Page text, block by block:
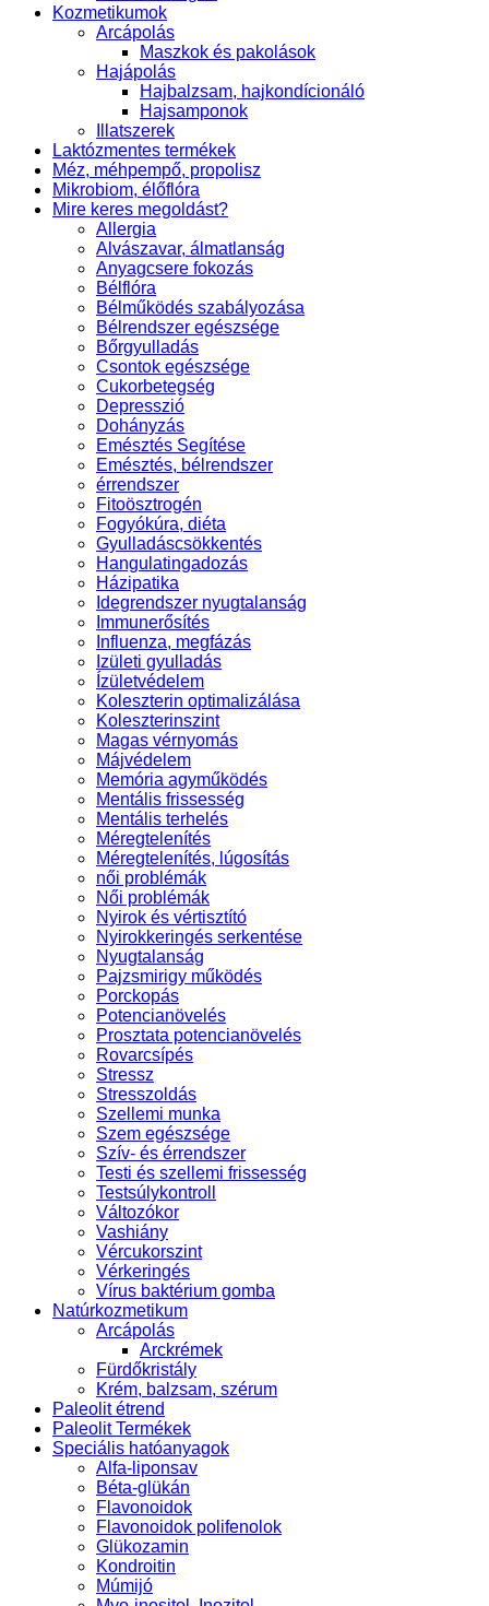
Kozmetikumok
Arcápolás
Maszkok és pakolások
Hajápolás
Hajbalzsam, hajkondícionáló
Hajsamponok
Illatszerek
Laktózmentes termékek
Méz, méhpempő, propolisz
Mikrobiom, élőflóra
Mire keres megoldást?
Allergia
Alvászavar, álmatlanság
Anyagcsere fokozás
Bélflóra
Bélműködés szabályozása
Bélrendszer egészsége
Bőrgyulladás
Csontok egészsége
Cukorbetegség
Depresszió
Dohányzás
Emésztés Segítése
Emésztés, bélrendszer
érrendszer
Fitoösztrogén
Fogyókúra, diéta
Gyulladáscsökkentés
Hangulatingadozás
Házipatika
Idegrendszer nyugtalanság
Immunerősítés
Influenza, megfázás
Izületi gyulladás
Ízületvédelem
Koleszterin optimalizálása
Koleszterinszint
Magas vérnyomás
Májvédelem
Memória agyműködés
Mentális frissesség
Mentális terhelés
Méregtelenítés
Méregtelenítés, lúgosítás
női problémák
Női problémák
Nyirok és vértisztító
Nyirokkeringés serkentése
Nyugtalanság
Pajzsmirigy működés
Porckopás
Potencianövelés
Prosztata potencianövelés
Rovarcsípés
Stressz
Stresszoldás
Szellemi munka
Szem egészsége
Szív- és érrendszer
Testi és szellemi frissesség
Testsúlykontroll
Változókor
Vashiány
Vércukorszint
Vérkeringés
Vírus baktérium gomba
Natúrkozmetikum
Arcápolás
Arckrémek
Fürdőkristály
Krém, balzsam, szérum
Paleolit étrend
Paleolit Termékek
Speciális hatóanyagok
Alfa-liponsav
Béta-glükán
Flavonoidok
Flavonoidok polifenolok
Glükozamin
Kondroitin
Múmijó